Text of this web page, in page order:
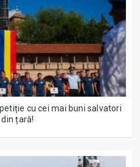
cu cei mai buni salvatori
țară!